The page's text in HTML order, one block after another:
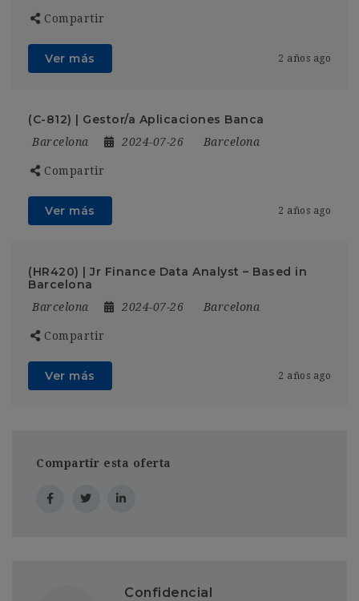
Compartir
Ver más 2 años ago
(C-812) | Gestor/a Aplicaciones Banca
Barcelona 2024-07-26 Barcelona
Compartir
Ver más 2 años ago
(HR420) | Jr Finance Data Analyst – Based in
Barcelona
Barcelona 2024-07-26 Barcelona
Compartir
Ver más 2 años ago
Compartir esta oferta
Confidencial